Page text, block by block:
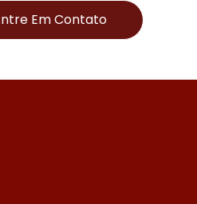
Em Contato